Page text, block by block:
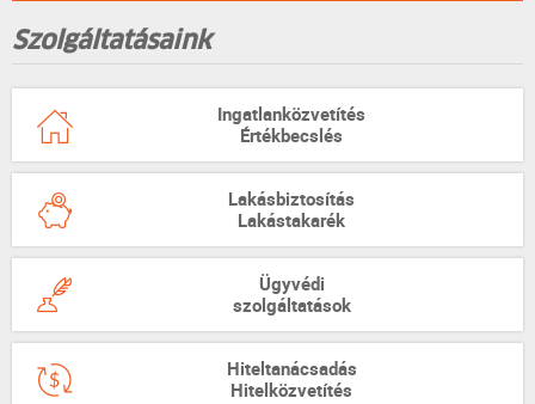
Szolgáltatásaink
Ingatlanközvetítés
Értékbecslés
Lakásbiztosítás
Lakástakarék
Ügyvédi
szolgáltatások
Hiteltanácsadás
Hitelközvetítés